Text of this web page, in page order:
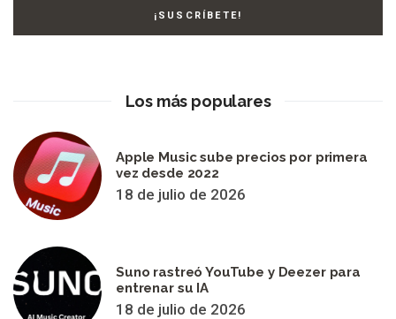
Los más populares
Apple Music sube precios por primera
vez desde 2022
18 de julio de 2026
Suno rastreó YouTube y Deezer para
entrenar su IA
18 de julio de 2026